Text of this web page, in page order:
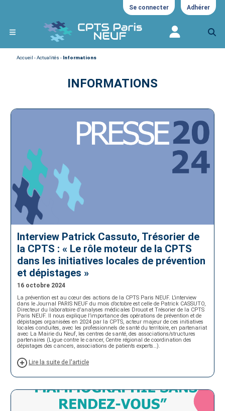
Se connecter Adhérer
Accueil -Actualités - Informations
INFORMATIONS
Interview Patrick Cassuto, Trésorier de
la CPTS : « Le rôle moteur de la CPTS
dans les initiatives locales de prévention
et dépistages »
16 octobre 2024
La prévention est au cœur des actions de la CPTS Paris NEUF. L’interview
dans le Journal PARIS NEUF du mois d’octobre est celle de Patrick CASSUTO,
Directeur du laboratoire d’analyses médicales Drouot et Trésorier de la CPTS
Paris NEUF. Il nous explique l’importance des opérations de prévention et de
dépistages organisées en 2024 par la CPTS, acteur majeur de ces initiatives
locales conduites, avec les professionnels de santé du territoire, en partenariat
avec La Mairie du Neuf, les centres de santé, des associations/structures
partenaires (Ligue contre le cancer, Centre régional de coordination des
dépistages des cancers, associations de patients experts…).
Lire la suite de l'article